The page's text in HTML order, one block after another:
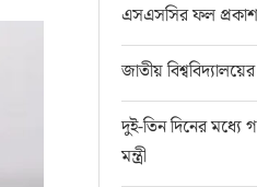
এসএসসির ফল
জাতীয়
দুই-তিন দিনের মধ্যে
মন্ত্রী